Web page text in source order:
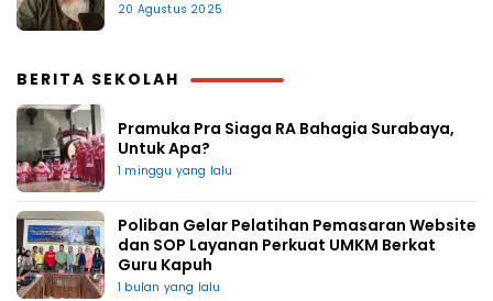
20 Agustus 2025
BERITA SEKOLAH
Pramuka Pra Siaga RA Bahagia Surabaya,
Untuk Apa?
1 minggu yang lalu
Poliban Gelar Pelatihan Pemasaran Website
dan SOP Layanan Perkuat UMKM Berkat
Guru Kapuh
1 bulan yang lalu